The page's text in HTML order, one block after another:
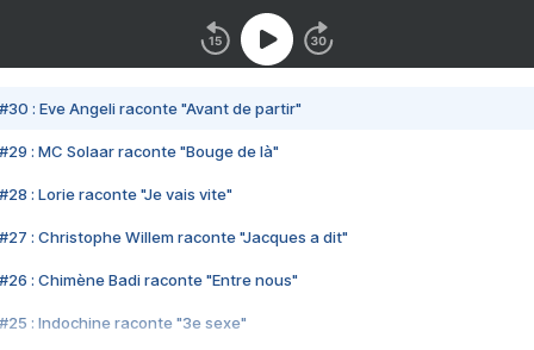
#30 : Eve Angeli raconte "Avant de partir"
#29 : MC Solaar raconte "Bouge de là"
#28 : Lorie raconte "Je vais vite"
#27 : Christophe Willem raconte "Jacques a dit"
#26 : Chimène Badi raconte "Entre nous"
#25 : Indochine raconte "3e sexe"